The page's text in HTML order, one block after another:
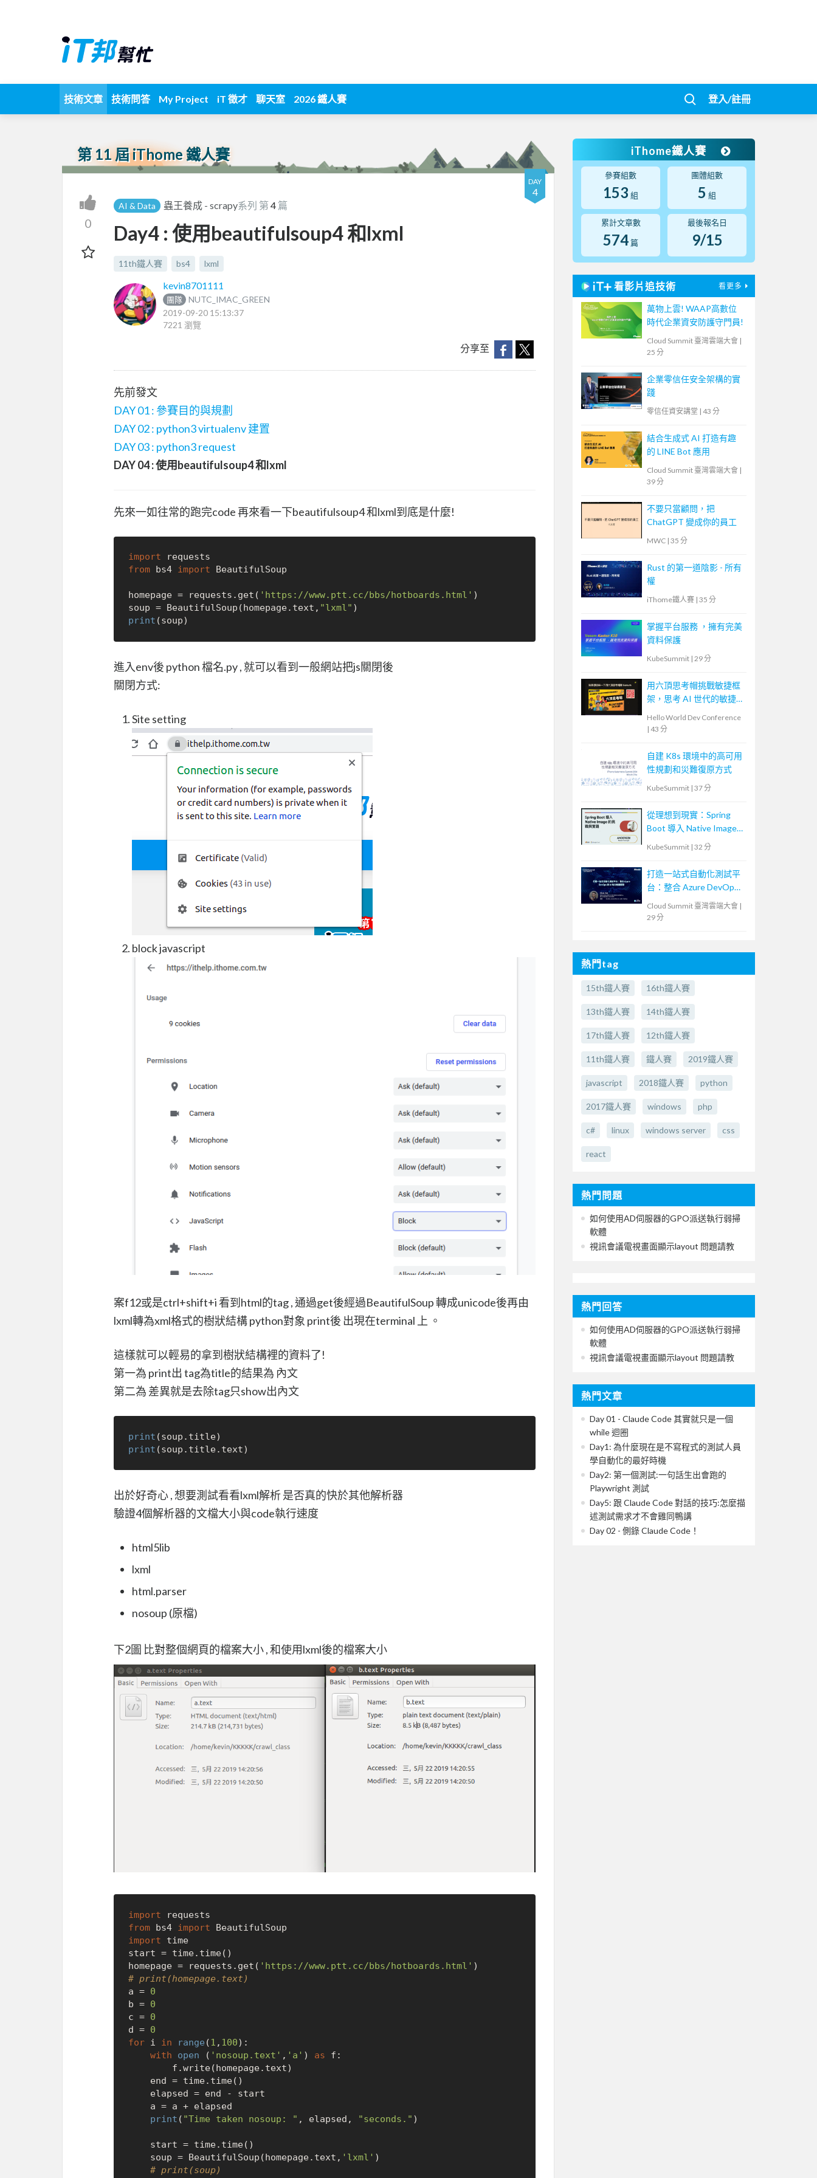
技術文章 技術問答 My Project iT 徵才 聊天室 2026 鐵人賽 登入/註冊
第 11 屆 iThome 鐵人賽
DAY
4
0
AI & Data 蟲王養成 - scrapy系列 第4 篇
Day4 : 使用beautifulsoup4 和lxml
11th鐵人賽 bs4 lxml
kevin8701111
團隊
NUTC_IMAC_GREEN
2019-09-20 15:13:37
7221 瀏覽
分享至
先前發文
DAY 01 : 參賽目的與規劃
DAY 02 : python3 virtualenv 建置
DAY 03 : python3 request
DAY 04 : 使用beautifulsoup4 和lxml
先來一如往常的跑完code 再來看一下beautifulsoup4 和lxml到底是什麼!
import
from bs4 import BeautifulSoup
homepage = requests.get( 'https://www.ptt.cc/bbs/hotboards.html' )
soup = BeautifulSoup(homepage.text, "lxml"
print
進入env後 python 檔名.py , 就可以看到一般網站把js關閉後
關閉方式:
Site setting
block javascript
案f12或是ctrl+shift+i 看到html的tag , 通過get後經過BeautifulSoup 轉成unicode後再由
lxml轉為xml格式的樹狀結構 python對象 print後 出現在terminal 上 。
這樣就可以輕易的拿到樹狀結構裡的資料了!
第一為 print出 tag為title的結果為 內文
第二為 差異就是去除tag只show出內文
print
print
出於好奇心 , 想要測試看看lxml解析 是否真的快於其他解析器
驗證4個解析器的文檔大小與code執行速度
html5lib
lxml
html.parser
nosoup (原檔)
下2圖 比對整個網頁的檔案大小 , 和使用lxml後的檔案大小
import
from bs4 import
import time
start = time.time()
homepage = requests.get( 'https://www.ptt.cc/bbs/hotboards.html'
# print(homepage.text)
a = 0
b = 0
c = 0
d = 0
for i in range (1 , 100):
with
open ( 'nosoup.text' , 'a' ) as f:
print ( "Time taken nosoup: " , elapsed, "seconds." )
    soup = BeautifulSoup(homepage.text,
'lxml' )
# print(soup)
iThome鐵人賽
參賽組數
153 組
團體組數
5 組
累計文章數
574 篇
最後報名日
9/15
看影片追技術 看更多
萬物上雲! WAAP高數位
時代企業資安防護守門員!
Cloud Summit 臺灣雲端大會 |
25 分
企業零信任安全架構的實
踐
零信任資安講堂 | 43 分
結合生成式 AI 打造有趣
的 LINE Bot 應用
Cloud Summit 臺灣雲端大會 |
39 分
不要只當顧問，把
ChatGPT 變成你的員工
MWC | 35 分
Rust 的第一道陰影 - 所有
權
iThome鐵人賽 | 35 分
掌握平台服務 ，擁有完美
資料保護
KubeSummit | 29 分
用六頂思考帽挑戰敏捷框
架，思考 AI 世代的敏捷
Hello World Dev Conference
| 43 分
自建 K8s 環境中的高可用
性規劃和災難復原方式
KubeSummit | 37 分
從理想到現實：Spring
Boot 導入 Native Image
KubeSummit | 32 分
打造一站式自動化測試平
台：整合 Azure DevOps
與 AI 助力敏捷開發
Cloud Summit 臺灣雲端大會 |
29 分
熱門tag
15th鐵人賽 16th鐵人賽
13th鐵人賽 14th鐵人賽
17th鐵人賽 12th鐵人賽
11th鐵人賽 鐵人賽 2019鐵人賽
javascript 2018鐵人賽 python
2017鐵人賽 windows php
c# linux windows server css
react
熱門問題
如何使用AD伺服器的GPO派送執行弱掃
軟體
視訊會議電視畫面顯示layout 問題請教
熱門回答
如何使用AD伺服器的GPO派送執行弱掃
軟體
視訊會議電視畫面顯示layout 問題請教
熱門文章
Day 01 - Claude Code 其實就只是一個
while 迴圈
Day1: 為什麼現在是不寫程式的測試人員
學自動化的最好時機
Day2: 第一個測試:一句話生出會跑的
Playwright 測試
Day5: 跟 Claude Code 對話的技巧:怎麼描
述測試需求才不會雞同鴨講
Day 02 - 側錄 Claude Code！